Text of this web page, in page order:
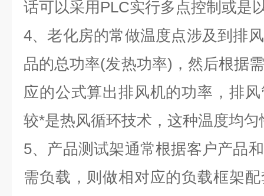
话可以采用PLC实行多点控制或是
4、老化房的常做温度点涉及到排
品的总功率(发热功率)，然后根据
应的公式算出排风机的功率，排
较*是热风循环技术，这种温度均匀
5、产品测试架通常根据客户产品
需负载，则做相对应的负载框架